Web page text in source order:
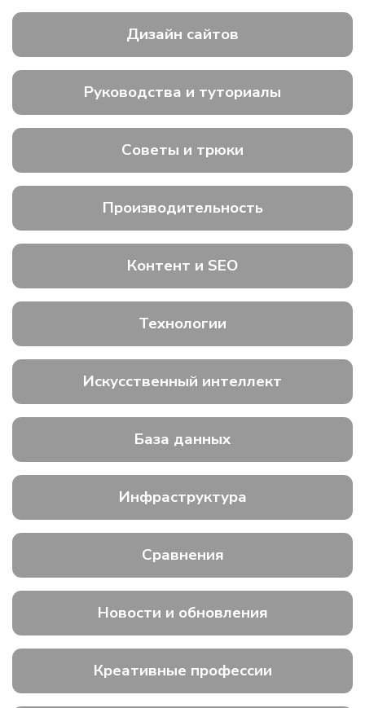
Дизайн сайтов
Руководства и туториалы
Советы и трюки
Производительность
Контент и SEO
Технологии
Искусственный интеллект
База данных
Инфраструктура
Сравнения
Новости и обновления
Креативные профессии